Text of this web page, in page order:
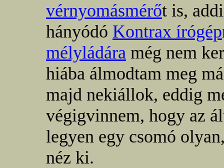
vérnyomásmérőt is,
hányódó Kontrax írógép
mélyládára még nem
hiába álmodtam meg
majd nekiállok, eddig
végigvinnem, hogy az
legyen egy csomó
néz ki.